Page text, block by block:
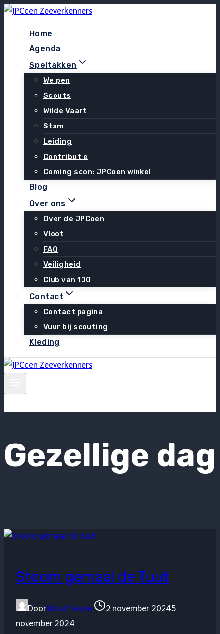
Doorgaan
Home
Agenda
Speltakken
Welpen
Scouts
Wilde Vaart
Stam
Leiding
Contributie
Coming soon: JPCoen winkel
Blog
Over ons
Over de JPCoen
Vloot
FAQ
Veiligheid
Club van 100
Contact
Contact pagina
Vuur bij scouting
Kleding
Gezellige dag
Stoom gemaal de Tuut
DoorWout Heijne 2 november 20245
november 2024